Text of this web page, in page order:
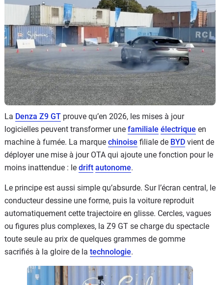
Marques
La Denza Z9 GT prouve qu’en 2026, les mises à jour
logicielles peuvent transformer une familiale électrique en
machine à fumée. La marque chinoise filiale de BYD vient de
déployer une mise à jour OTA qui ajoute une fonction pour le
moins inattendue : le drift autonome.
Le principe est aussi simple qu’absurde. Sur l’écran central, le
conducteur dessine une forme, puis la voiture reproduit
automatiquement cette trajectoire en glisse. Cercles, vagues
ou figures plus complexes, la Z9 GT se charge du spectacle
toute seule au prix de quelques grammes de gomme
sacrifiés à la gloire de la technologie.